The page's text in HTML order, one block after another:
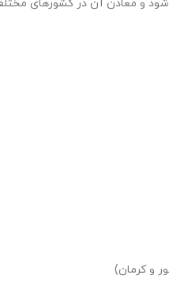
و معادن آن در کشورهای
و کرمان)